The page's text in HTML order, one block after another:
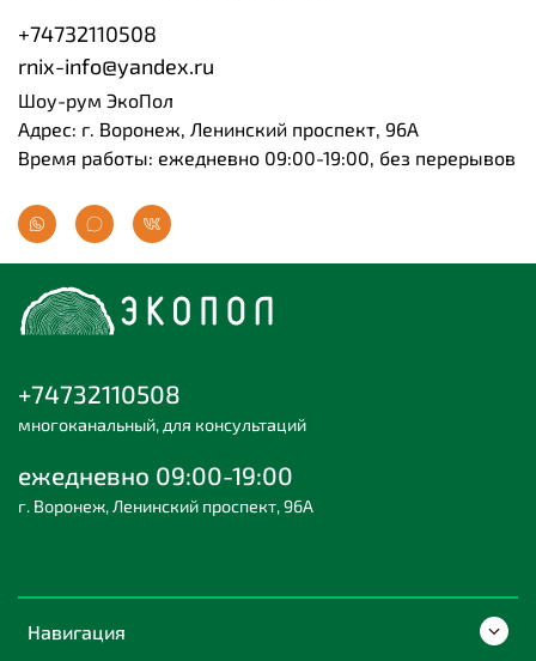
+74732110508
rnix-info@yandex.ru
Шоу-рум ЭкоПол
Адрес: г. Воронеж, Ленинский проспект, 96А
Время работы: ежедневно 09:00-19:00, без перерывов
Навигация
+74732110508
многоканальный, для консультаций
ежедневно 09:00-19:00
г. Воронеж, Ленинский проспект, 96А